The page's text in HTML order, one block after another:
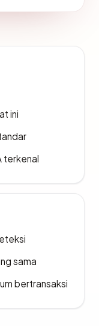
ini
terkenal
sama
bertransaksi